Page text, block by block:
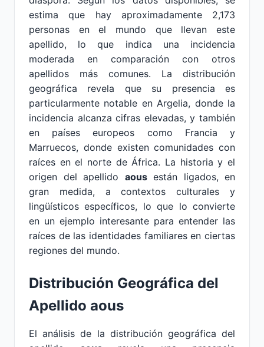
estima que hay aproximadamente 2,173
personas en el mundo que llevan este
apellido, lo que indica una incidencia
moderada en comparación con otros
apellidos más comunes. La distribución
geográfica revela que su presencia es
particularmente notable en Argelia, donde la
incidencia alcanza cifras elevadas, y también
en países europeos como Francia y
Marruecos, donde existen comunidades con
raíces en el norte de África. La historia y el
origen del apellido aousestán ligados, en
gran medida, a contextos culturales y
lingüísticos específicos, lo que lo convierte
en un ejemplo interesante para entender las
raíces de las identidades familiares en ciertas
regiones del mundo.
Distribución Geográfica del
Apellido aous
El análisis de la distribución geográfica del